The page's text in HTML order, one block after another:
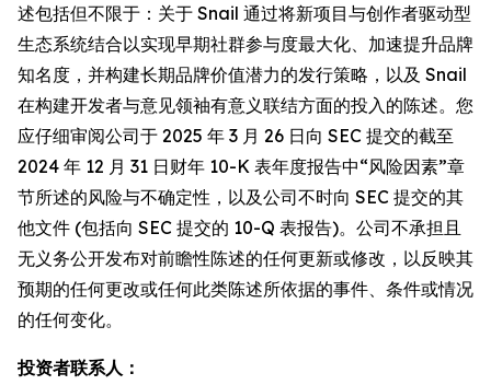
述包括但不限于：关于 Snail 通过将新项目与创作者驱动型
生态系统结合以实现早期社群参与度最大化、加速提升品牌
知名度，并构建长期品牌价值潜力的发行策略，以及 Snail
在构建开发者与意见领袖有意义联结方面的投入的陈述。您
应仔细审阅公司于 2025 年 3 月 26 日向 SEC 提交的截至
2024 年 12 月 31 日财年 10-K 表年度报告中“风险因素”章
节所述的风险与不确定性，以及公司不时向 SEC 提交的其
他文件 (包括向 SEC 提交的 10-Q 表报告)。公司不承担且
无义务公开发布对前瞻性陈述的任何更新或修改，以反映其
预期的任何更改或任何此类陈述所依据的事件、条件或情况
的任何变化。
投资者联系人：